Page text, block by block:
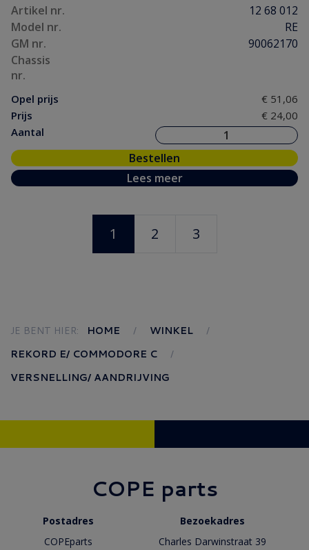
Artikel nr.
12 68 012
Model nr.
RE
GM nr.
90062170
Chassis
nr.
Opel prijs
€ 51,06
Prijs
€ 24,00
Aantal
Bestellen
Lees meer
1 2 3
JE BENT HIER: HOME
WINKEL
REKORD E/ COMMODORE C
VERSNELLING/ AANDRIJVING
COPE parts
Postadres
Bezoekadres
COPEparts
Charles Darwinstraat 39